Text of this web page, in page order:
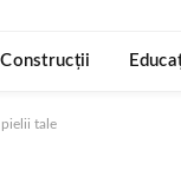
Construcții
pielii tale